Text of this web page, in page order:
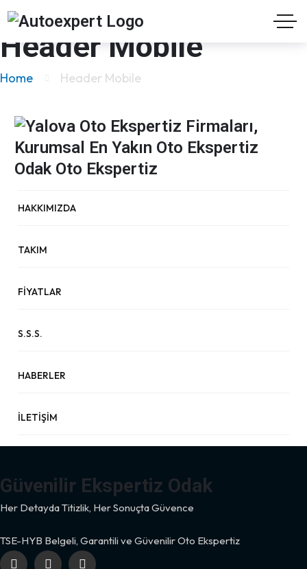
Header Mobile
Home Header Mobile
HAKKIMIZDA
TAKIM
FIYATLAR
S.S.S.
HABERLER
İLETIŞIM
Güvenilir Ekspertiz Odak
Her Detayda Titizlik, Her Sonuçta Güvence
TSE-HYB Belgeli, Garantili ve Güvenilir Oto Ekspertiz